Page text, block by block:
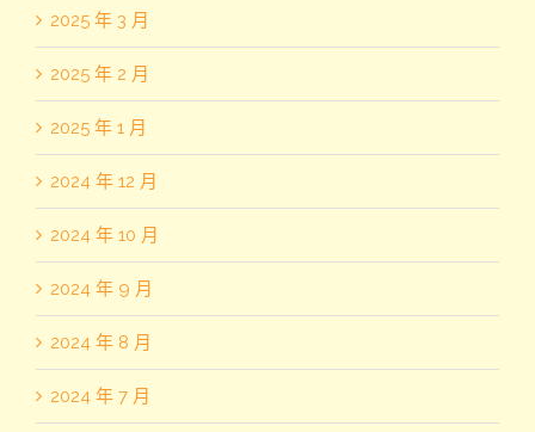
2025 年 3 月
2025 年 2 月
2025 年 1 月
2024 年 12 月
2024 年 10 月
2024 年 9 月
2024 年 8 月
2024 年 7 月